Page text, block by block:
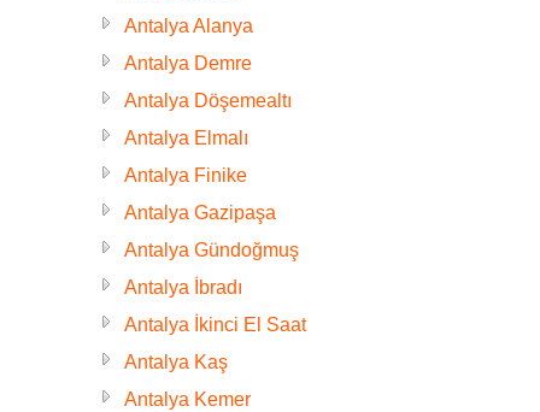
Antalya Alanya
Antalya Demre
Antalya Döşemealtı
Antalya Elmalı
Antalya Finike
Antalya Gazipaşa
Antalya Gündoğmuş
Antalya İbradı
Antalya İkinci El Saat
Antalya Kaş
Antalya Kemer